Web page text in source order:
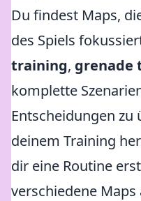
Du findest Maps,
des Spiels
training, grenade
komplette
Entscheidungen zu
deinem Training
dir eine Routine
verschiedene